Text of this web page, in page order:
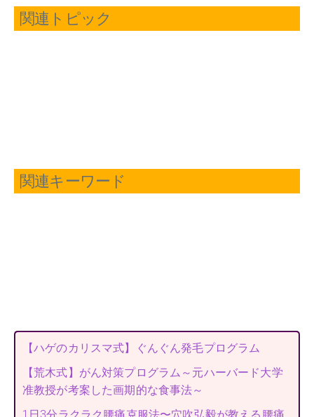
関連トピック
関連キーワード
【ハゲのカリスマ式】ぐんぐん発毛プログラム
【荒木式】がん対策プログラム～元ハーバード大学
准教授が考案した画期的な食事法～